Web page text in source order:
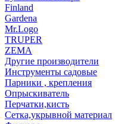
Finland
Gardena
Mr.Logo
TRUPER
ZEMA
Другие производители
Инструменты садовые
Парники , крепления
Опрыскиватель
Перчатки,кисть
Сетка,укрывной материал